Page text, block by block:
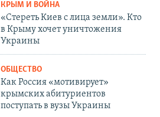
КРЫМ И ВОЙНА
«Стереть Киев с лица земли». Кто
в Крыму хочет уничтожения
Украины
ОБЩЕСТВО
Как Россия «мотивирует»
крымских абитуриентов
поступать в вузы Украины